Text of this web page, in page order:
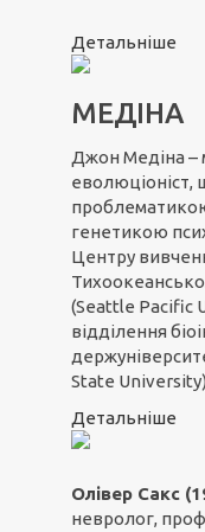
Детальніше
МЕДІНА
Джон Медіна –
еволюціоніст,
генетикою
Центру
(Seattle Pacific
відділення
State
Детальніше
Олівер Сакс
невролог,